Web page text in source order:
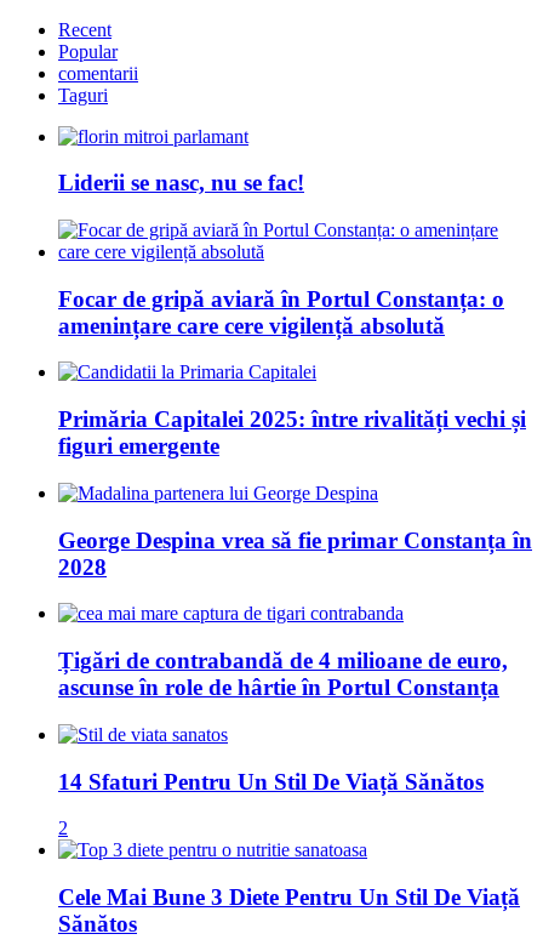
Recent
Popular
comentarii
Taguri
Liderii se nasc, nu se fac!
Focar de gripă aviară în Portul Constanța: o
amenințare care cere vigilență absolută
Primăria Capitalei 2025: între rivalități vechi și
figuri emergente
George Despina vrea să fie primar Constanța în
2028
Țigări de contrabandă de 4 milioane de euro,
ascunse în role de hârtie în Portul Constanța
14 Sfaturi Pentru Un Stil De Viață Sănătos
2
Cele Mai Bune 3 Diete Pentru Un Stil De Viață
Sănătos